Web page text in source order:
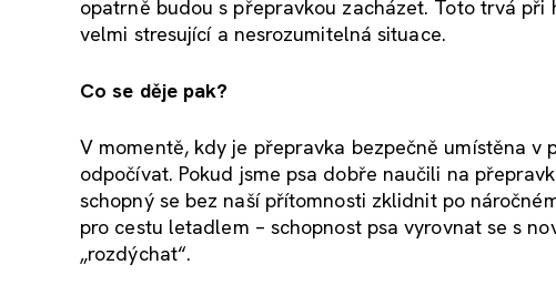
opatrně budou s přepravkou zacházet. Toto trvá
velmi stresující a nesrozumitelná situace.
Co se děje pak?
V momentě, kdy je přepravka bezpečně umístěna
odpočívat. Pokud jsme psa dobře naučili na
schopný se bez naší přítomnosti zklidnit po
pro cestu letadlem – schopnost psa vyrovnat se s
„rozdýchat“.